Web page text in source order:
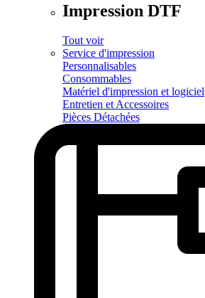
Impression DTF
Tout voir
Service d'impression
Personnalisables
Consommables
Matériel d'impression et logiciel
Entretien et Accessoires
Pièces Détachées